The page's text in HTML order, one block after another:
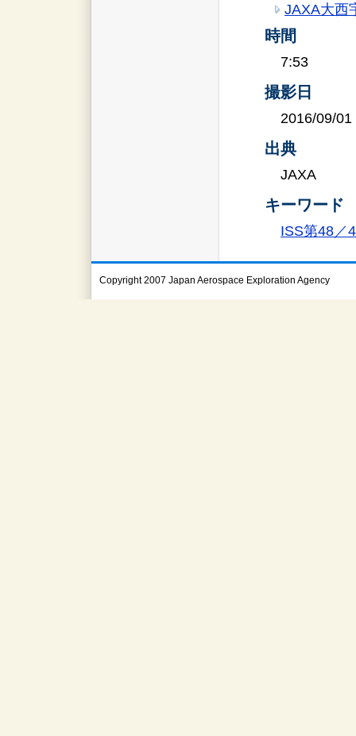
JAXA大西
時間
7:53
撮影日
2016/09/01
出典
JAXA
キーワード
ISS第48／
Copyright 2007 Japan Aerospace Exploration Agency